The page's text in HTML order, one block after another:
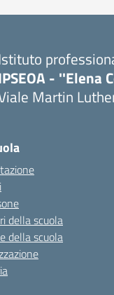
- ''Elena
Martin
della scuola
della scuola